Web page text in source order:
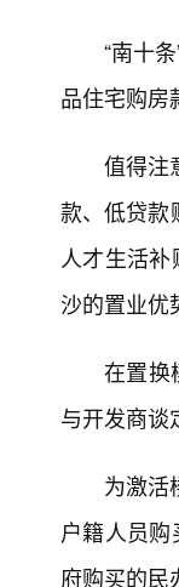
“南十
品住宅购房
值得注
款、低贷款
人才生活
沙的置业优
在置换
与开发商谈
为激活
户籍人员
府购买的民